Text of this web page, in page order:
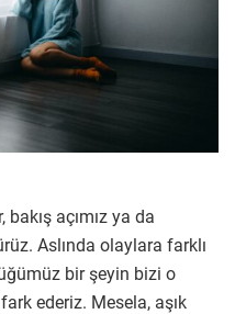
bakış açımız ya da
Aslında olaylara farklı
bir şeyin bizi o
ederiz. Mesela, aşık